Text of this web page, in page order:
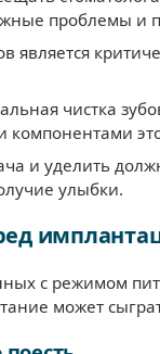
проблемы и
является
чистка
и уделить
улыбки.
с режимом
может